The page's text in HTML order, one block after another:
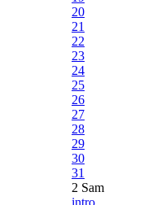
20
21
22
23
24
25
26
27
28
29
30
31
2 Sam
intro